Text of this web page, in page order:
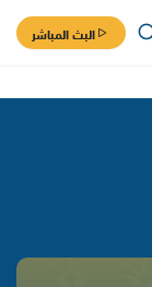
البث المباشر